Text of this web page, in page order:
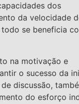
dos
da velocidade
se beneficia
na motivação e
o sucesso da
discussão,
do esforço